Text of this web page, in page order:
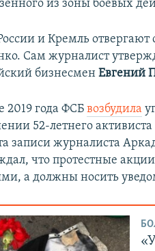
из зоны боевых
и Кремль отвергают
Сам журналист
бизнесменЕвгений
2019 года ФСБвозбудила
52-летнего
записи журналиста
что протестные
а должны носить